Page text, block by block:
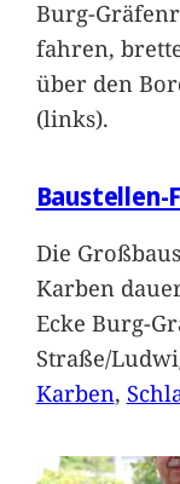
Burg-
fahren,
über den
(links).
Die
Karben
Ecke Burg-
Straße/
Karben,